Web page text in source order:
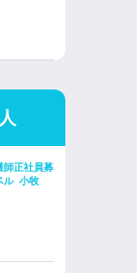
師正社員募
ル 小牧